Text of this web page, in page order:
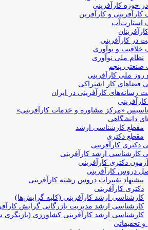
حوزه کارآفرینی
کارآفرینی و کارآفرین
استارت‌آپ
کارآفرینان
در کارآفرینی
خلاقیت و نوآوری
نظام ملی نوآوری
صنعتی پنجم
روز ملی کارآفرینی
فضاهای کار اشتراکی
رسانه‌های کارآفرینی در ایران
«مرکز مشاوره و خدمات کارآفرینی»
دانشگاهی
مقطع کارشناسی ارشد
مقطع دکتری
دکتری کارآفرینی
کارشناسی ارشد کارآفرینی
آزمون دکتری کارآفرینی
دروس کارآفرینی
پیشنهاد تغییرات دروس رشته کارآفرینی
دکتری کارآفرینی
کارشناسی ارشد کارآفرینی (کلیه گرایش‌ها)
کارشناسی ارشد مدیریت بازرگانی گرایش
کارشناسی ارشد کارآفرینی کشاورزی (بازنگری
تحقیقاتی